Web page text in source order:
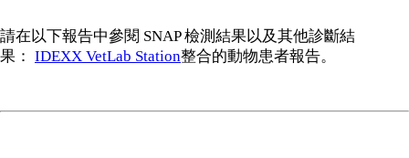
請在以下報告中參閱 SNAP 檢測結果以及其他診斷結
果： IDEXX VetLab Station整合的動物患者報告。